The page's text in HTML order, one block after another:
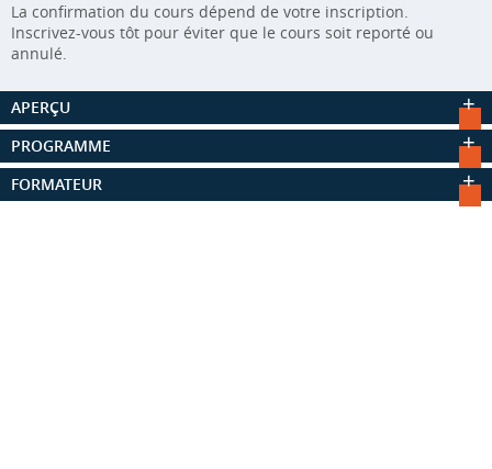
La confirmation du cours dépend de votre inscription.
Inscrivez-vous tôt pour éviter que le cours soit reporté ou
annulé.
APERÇU
PROGRAMME
FORMATEUR